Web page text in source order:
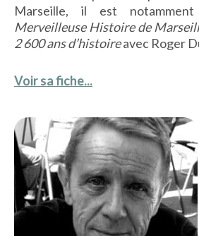
Marseille, il est
Merveilleuse Histoire de
2 600 ans d’histoireavec Roger
Voir sa fiche...